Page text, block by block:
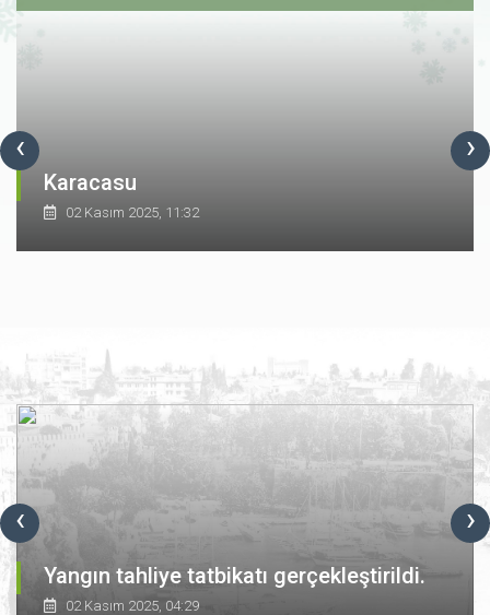
‹ ›
Karacasu
02 Kasım 2025, 11:32
‹ ›
Yangın tahliye tatbikatı gerçekleştirildi.
02 Kasım 2025, 04:29